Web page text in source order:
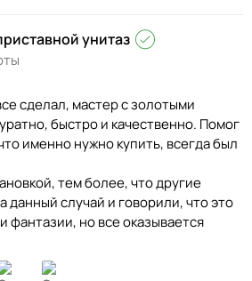
унитаз
сделал, мастер с золотыми
быстро и качественно. Помог
именно нужно купить, всегда был
тем более, что другие
данный случай и говорили, что это
фантазии, но все оказывается